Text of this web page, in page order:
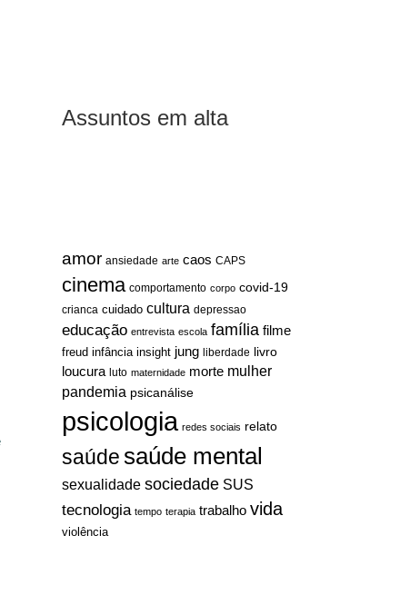
Assuntos em alta
amor ansiedade arte caos CAPS
cinema comportamento corpo covid-19
crianca cuidado cultura depressao
educação entrevista escola família filme
freud infância insight jung liberdade livro
loucura luto maternidade morte mulher
pandemia psicanálise
psicologia redes sociais relato
saúdesaúde mental
sexualidade sociedade SUS
tecnologia tempo terapia trabalho vida
violência